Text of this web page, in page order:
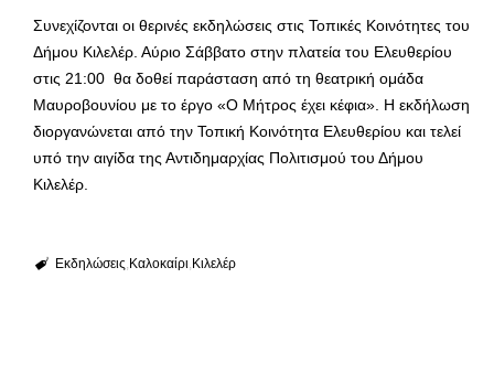
Συνεχίζονται οι θερινές εκδηλώσεις στις Τοπικές Κοινότητες του
Δήμου Κιλελέρ. Αύριο Σάββατο στην πλατεία του Ελευθερίου
στις 21:00 θα δοθεί παράσταση από τη θεατρική ομάδα
Μαυροβουνίου με το έργο «Ο Μήτρος έχει κέφια». Η εκδήλωση
διοργανώνεται από την Τοπική Κοινότητα Ελευθερίου και τελεί
υπό την αιγίδα της Αντιδημαρχίας Πολιτισμού του Δήμου
Κιλελέρ.
Εκδηλώσεις Καλοκαίρι Κιλελέρ